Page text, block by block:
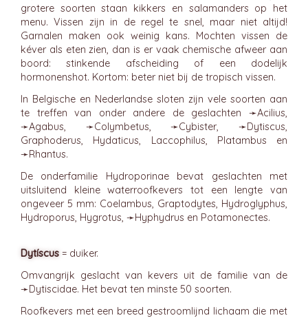
grotere soorten staan kikkers en salamanders op het
menu. Vissen zijn in de regel te snel, maar niet altijd!
Garnalen maken ook weinig kans. Mochten vissen de
kéver als eten zien, dan is er vaak chemische afweer aan
boord: stinkende afscheiding of een dodelijk
hormonenshot. Kortom: beter niet bij de tropisch vissen.
In Belgische en Nederlandse sloten zijn vele soorten aan
te treffen van onder andere de geslachten ➛Acilius,
➛Agabus, ➛Colymbetus, ➛Cybister, ➛Dytiscus,
Graphoderus, Hydaticus, Laccophilus, Platambus en
➛Rhantus.
De onderfamilie Hydroporinae bevat geslachten met
uitsluitend kleine waterroofkevers tot een lengte van
ongeveer 5 mm: Coelambus, Graptodytes, Hydroglyphus,
Hydroporus, Hygrotus, ➛Hyphydrus en Potamonectes.
Dytíscus = duiker.
Omvangrijk geslacht van kevers uit de familie van de
➛Dytiscidae. Het bevat ten minste 50 soorten.
Roofkevers met een breed gestroomlijnd lichaam die met